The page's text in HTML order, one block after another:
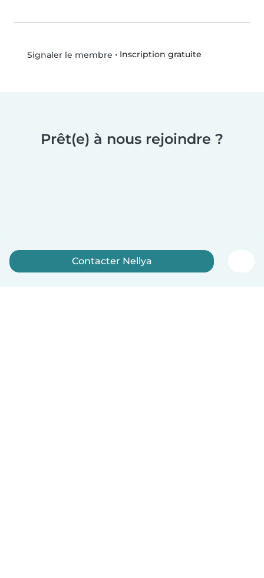
Signaler le membre • Inscription gratuite
Prêt(e) à nous rejoindre ?
Contacter Nellya